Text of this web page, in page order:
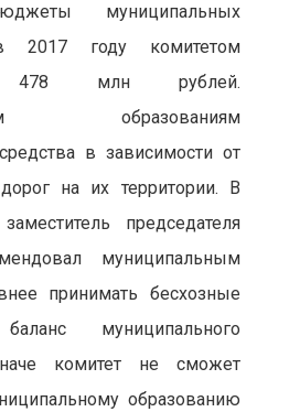
муниципальных
2017 году комитетом
478 млн рублей.
образованиям
в зависимости от
на их территории. В
председателя
муниципальным
принимать бесхозные
муниципального
комитет не сможет
образованию